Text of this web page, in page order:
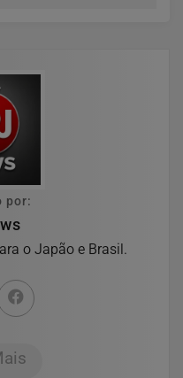
por:
o Japão e Brasil.